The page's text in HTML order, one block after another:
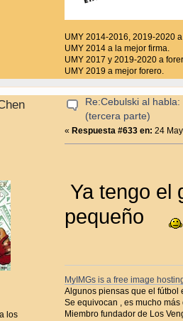
UMY 2014-2016, 2019-2020
UMY 2014 a la mejor firma.
UMY 2017 y 2019-2020 a
UMY 2019 a mejor forero.
los
Re:Cebulski al
(tercera parte)
«Respuesta #633 en: 24
Ya tengo el
pequeño
MyIMGs is a free image
Algunos piensas que el fútbol
Se equivocan , es mucho más
Miembro fundador de Los